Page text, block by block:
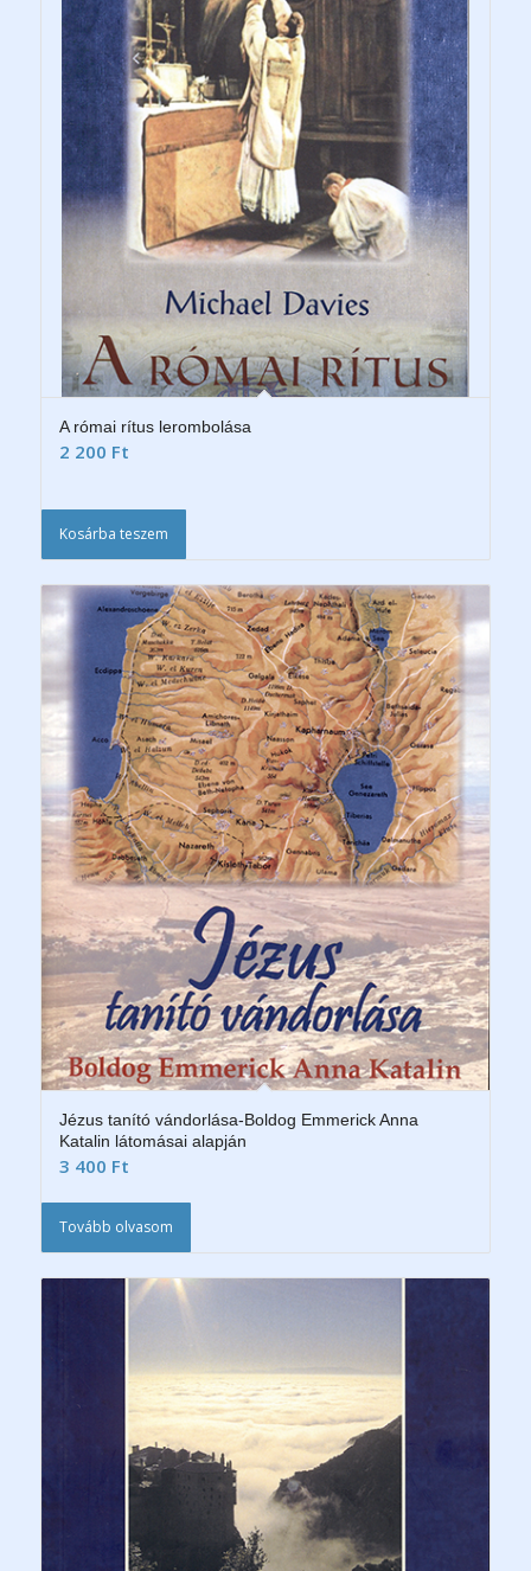
A római rítus lerombolása
2 200 Ft
Kosárba teszem
Jézus tanító vándorlása-Boldog Emmerick Anna
Katalin látomásai alapján
3 400 Ft
Tovább olvasom